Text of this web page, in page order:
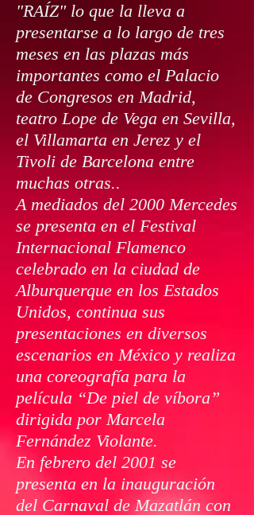
"RAÍZ" lo que la lleva a
presentarse a lo largo de tres
meses en las plazas más
importantes como el Palacio
de Congresos en Madrid,
teatro Lope de Vega en Sevilla,
el Villamarta en Jerez y el
Tivoli de Barcelona entre
muchas otras..
A mediados del 2000 Mercedes
se presenta en el Festival
Internacional Flamenco
celebrado en la ciudad de
Alburquerque en los Estados
Unidos, continua sus
presentaciones en diversos
escenarios en México y realiza
una coreografía para la
película “De piel de víbora”
dirigida por Marcela
Fernández Violante.
En febrero del 2001 se
presenta en la inauguración
del Carnaval de Mazatlán con